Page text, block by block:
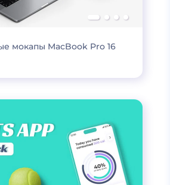
мокапы MacBook Pro 16